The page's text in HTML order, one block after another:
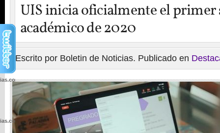
UIS inicia oficialmente el primer
académico de 2020
Escrito por Boletin de Noticias. Publicado en
wp-
wp-